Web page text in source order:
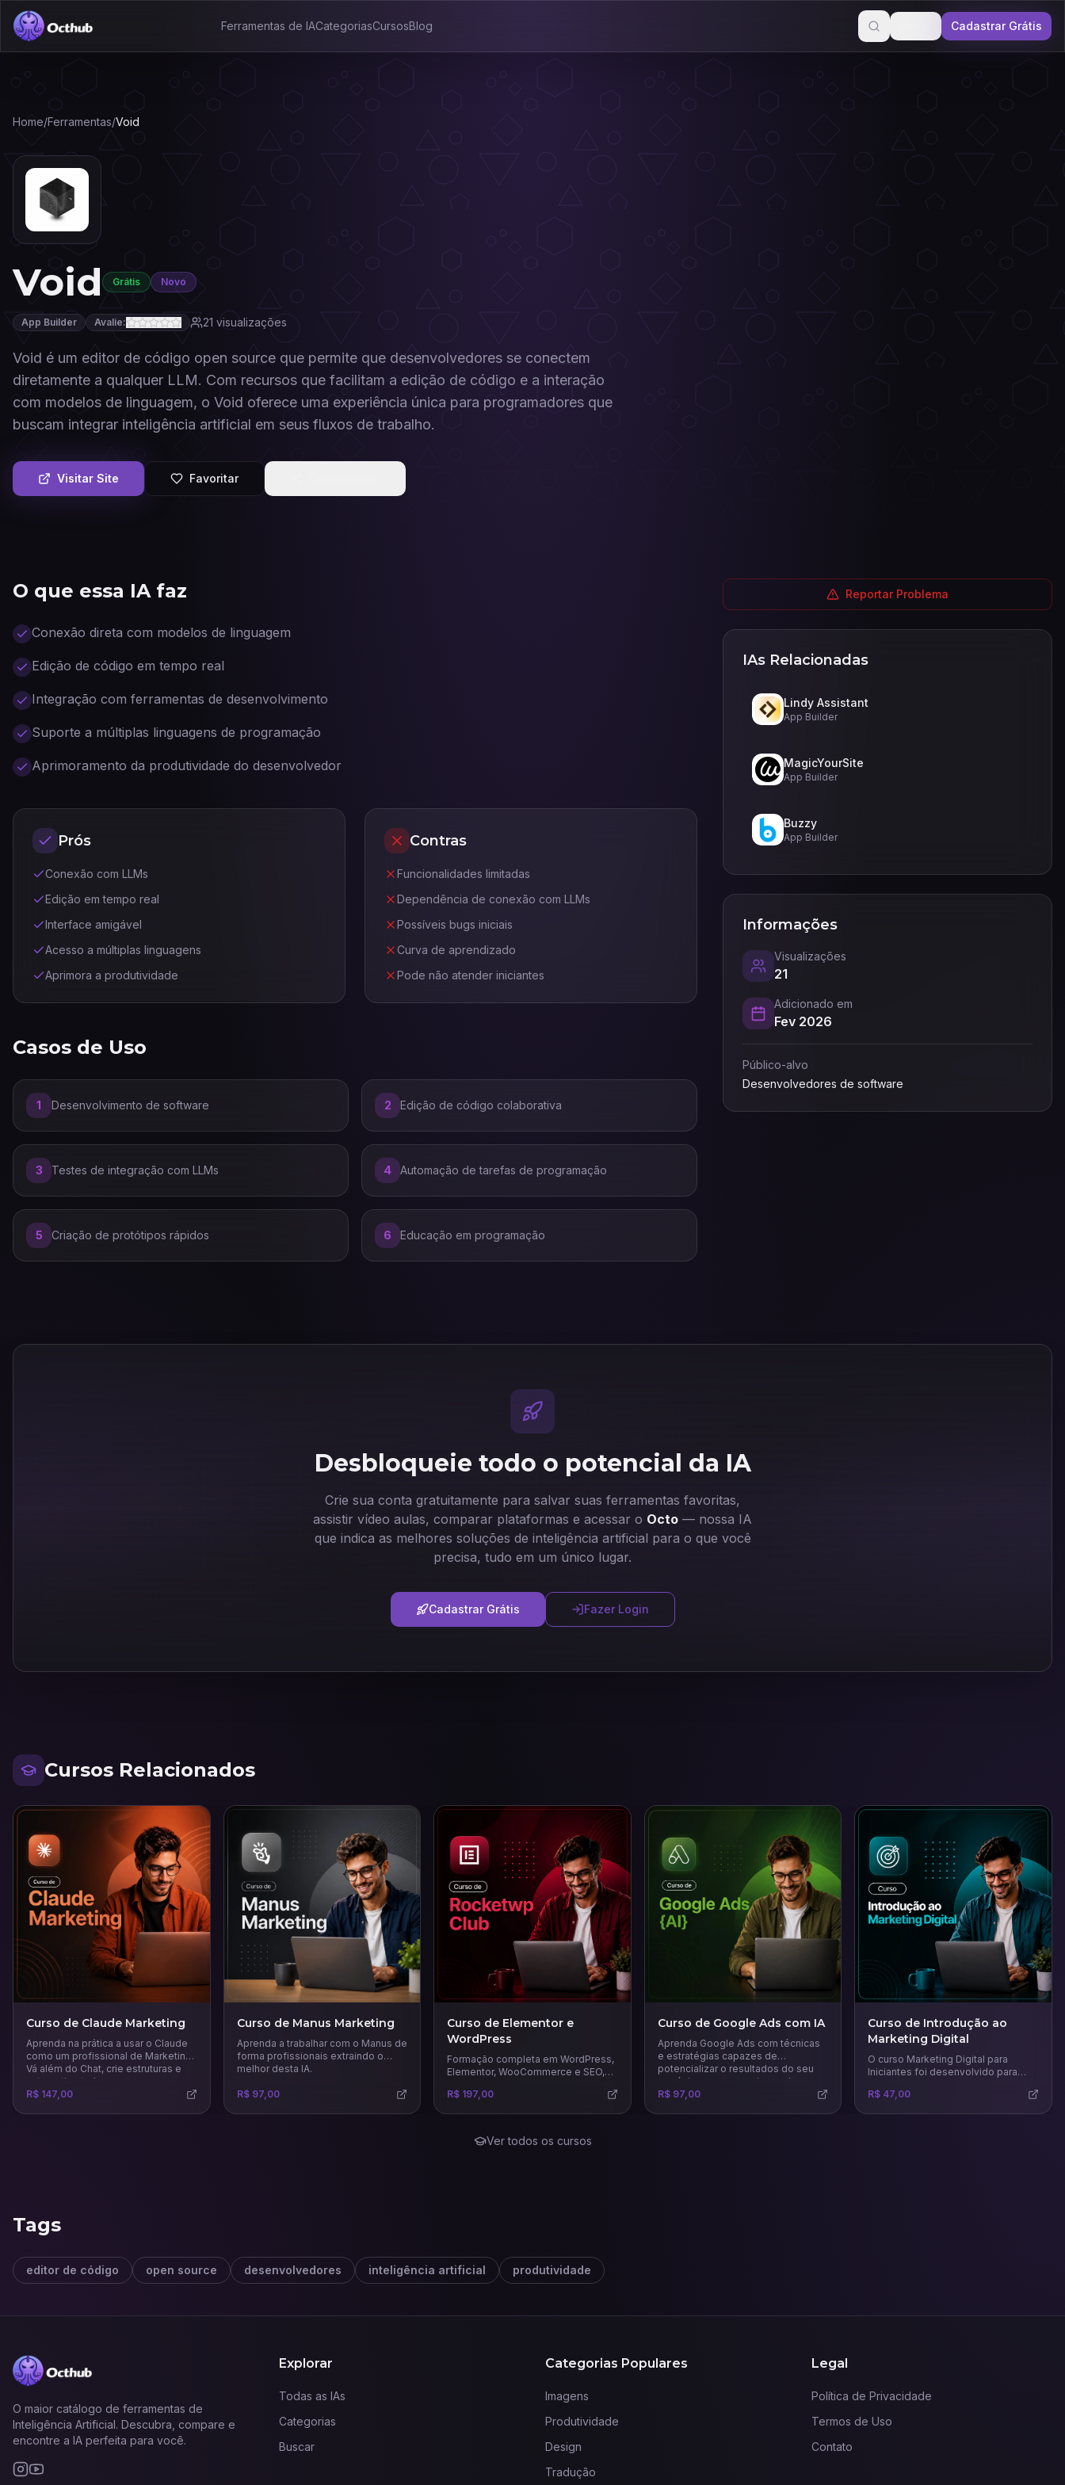
Ferramentas de IACategoriasCursosBlog Cadastrar Grátis
Home/Ferramentas/Void
Void Grátis Novo
App Builder Avalie: 21 visualizações
Void é um editor de código open source que permite que desenvolvedores se conectem
diretamente a qualquer LLM. Com recursos que facilitam a edição de código e a interação
com modelos de linguagem, o Void oferece uma experiência única para programadores que
buscam integrar inteligência artificial em seus fluxos de trabalho.
Visitar Site Favoritar
O que essa IA faz
Conexão direta com modelos de linguagem
Edição de código em tempo real
Integração com ferramentas de desenvolvimento
Suporte a múltiplas linguagens de programação
Aprimoramento da produtividade do desenvolvedor
Prós
Conexão com LLMs
Edição em tempo real
Interface amigável
Acesso a múltiplas linguagens
Aprimora a produtividade
Contras
Funcionalidades limitadas
Dependência de conexão com LLMs
Possíveis bugs iniciais
Curva de aprendizado
Pode não atender iniciantes
Casos de Uso
1 Desenvolvimento de software 2 Edição de código colaborativa
3 Testes de integração com LLMs 4 Automação de tarefas de programação
5 Criação de protótipos rápidos 6 Educação em programação
Reportar Problema
IAs Relacionadas
Lindy Assistant
App Builder
MagicYourSite
App Builder
Buzzy
App Builder
Informações
Visualizações
21
Adicionado em
Fev 2026
Público-alvo
Desenvolvedores de software
Desbloqueie todo o potencial da IA
Crie sua conta gratuitamente para salvar suas ferramentas favoritas,
assistir vídeo aulas, comparar plataformas e acessar o Octo — nossa IA
que indica as melhores soluções de inteligência artificial para o que você
precisa, tudo em um único lugar.
Cadastrar Grátis Fazer Login
Cursos Relacionados
Curso de Claude Marketing
Aprenda na prática a usar o Claude
como um profissional de Marketing.
Vá além do Chat, crie estruturas e
automatize tudo.
R$ 147,00
Curso de Manus Marketing
Aprenda a trabalhar com o Manus de
forma profissionais extraindo o
melhor desta IA.
R$ 97,00
Curso de Elementor e
WordPress
Formação completa em WordPress,
Elementor, WooCommerce e SEO,
venda, landing pages, sites
R$ 197,00
Curso de Google Ads com IA
Aprenda Google Ads com técnicas
e estratégias capazes de
potencializar o resultados do seu
negócio e a gerar mais vendas.
R$ 97,00
Curso de Introdução ao
Marketing Digital
O curso Marketing Digital para
Iniciantes foi desenvolvido para
passos no universo digital e
R$ 47,00
Ver todos os cursos
Tags
editor de código open source desenvolvedores inteligência artificial produtividade
O maior catálogo de ferramentas de
Inteligência Artificial. Descubra, compare e
encontre a IA perfeita para você.
Explorar
Todas as IAs
Categorias
Buscar
Categorias Populares
Imagens
Produtividade
Design
Tradução
Legal
Política de Privacidade
Termos de Uso
Contato